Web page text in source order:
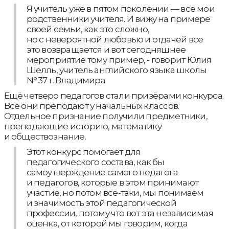
Я учитель уже в пятом поколении — все мои
родственники учителя. И вижу на примере
своей семьи, как это сложно,
но с невероятной любовью и отдачей все
это возвращается и вот сегодняшнее
мероприятие тому пример, - говорит Юлия
Шелль, учитель английского языка школы
№ 37 г. Владимира
Ещё четверо педагогов стали призёрами конкурса.
Все они преподают у начальных классов.
Отдельное признание получили предметники,
преподающие историю, математику
и обществознание.
Этот конкурс помогает для
педагогического состава, как бы
самоутверждение самого педагога
и педагогов, которые в этом принимают
участие, но потом все-таки, мы понимаем
и значимость этой педагогической
профессии, потому что вот эта независимая
оценка, от которой мы говорим, когда